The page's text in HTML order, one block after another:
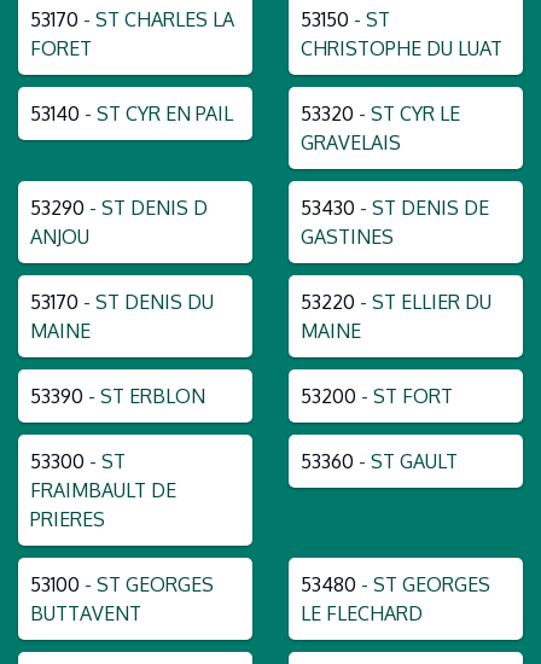
53170 - ST CHARLES LA
FORET
53150 - ST
CHRISTOPHE DU LUAT
53140 - ST CYR EN PAIL 53320 - ST CYR LE
GRAVELAIS
53290 - ST DENIS D
ANJOU
53430 - ST DENIS DE
GASTINES
53170 - ST DENIS DU
MAINE
53220 - ST ELLIER DU
MAINE
53390 - ST ERBLON 53200 - ST FORT
53300 - ST
FRAIMBAULT DE
PRIERES
53360 - ST GAULT
53100 - ST GEORGES
BUTTAVENT
53480 - ST GEORGES
LE FLECHARD